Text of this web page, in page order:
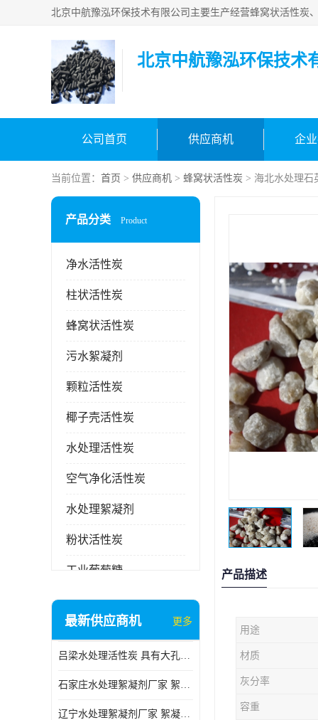
北京中航豫泓环保技术
公司首页 供应商机 企
当前位置： 首页 > 供应商机 > 蜂窝状活性炭 > 海北水处理石
产品分类 Product
净水活性炭
柱状活性炭
蜂窝状活性炭
污水絮凝剂
颗粒活性炭
椰子壳活性炭
水处理活性炭
空气净化活性炭
水处理絮凝剂
粉状活性炭
工业葡萄糖
废气处理活性炭
块状活性炭
最新供应商机 更多
吕梁水处理活性炭 具有大孔结构 适用于多种水处理工艺和需求
石家庄水处理絮凝剂厂家 絮凝速度快 便于后续的沉淀和过滤处理
辽宁水处理絮凝剂厂家 絮凝效果好 使水质得到明显的改善
产品描述
用途
材质
灰分率
容重